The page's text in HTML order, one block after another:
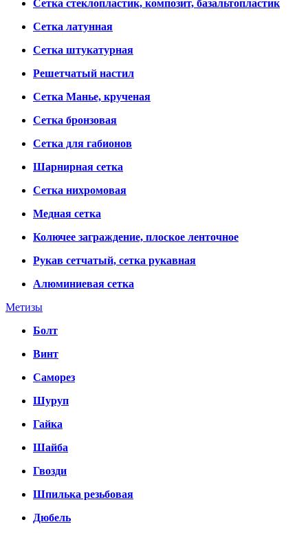
Сетка стеклопластик, композит, базальтопластик
Сетка латунная
Сетка штукатурная
Решетчатый настил
Сетка Манье, крученая
Сетка бронзовая
Сетка для габионов
Шарнирная сетка
Сетка нихромовая
Медная сетка
Колючее заграждение, плоское ленточное
Рукав сетчатый, сетка рукавная
Алюминиевая сетка
Метизы
Болт
Винт
Саморез
Шуруп
Гайка
Шайба
Гвозди
Шпилька резьбовая
Дюбель